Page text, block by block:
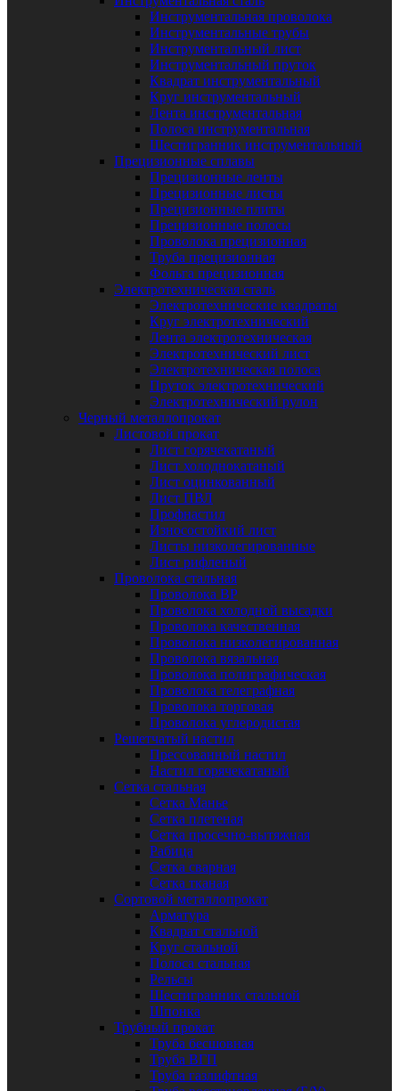
Инструментальная проволока
Инструментальные трубы
Инструментальный лист
Инструментальный пруток
Квадрат инструментальный
Круг инструментальный
Лента инструментальная
Полоса инструментальная
Шестигранник инструментальный
Прецизионные сплавы
Прецизионные ленты
Прецизионные листы
Прецизионные плиты
Прецизионные полосы
Проволока прецизионная
Труба прецизионная
Фольга прецизионная
Электротехническая сталь
Электротехнические квадраты
Круг электротехнический
Лента электротехническая
Электротехнический лист
Электротехническая полоса
Пруток электротехнический
Электротехнический рулон
Черный металлопрокат
Листовой прокат
Лист горячекатаный
Лист холоднокатаный
Лист оцинкованный
Лист ПВЛ
Профнастил
Износостойкий лист
Листы низколегированные
Лист рифленый
Проволока стальная
Проволока ВР
Проволока холодной высадки
Проволока качественная
Проволока низколегированная
Проволока вязальная
Проволока полиграфическая
Проволока телеграфная
Проволока торговая
Проволока углеродистая
Решетчатый настил
Прессованный настил
Настил горячекатаный
Сетка стальная
Сетка Манье
Сетка плетеная
Сетка просечно-вытяжная
Рабица
Сетка сварная
Сетка тканая
Сортовой металлопрокат
Арматура
Квадрат стальной
Круг стальной
Полоса стальная
Рельсы
Шестигранник стальной
Шпонка
Трубный прокат
Труба бесшовная
Труба ВГП
Труба газлифтная